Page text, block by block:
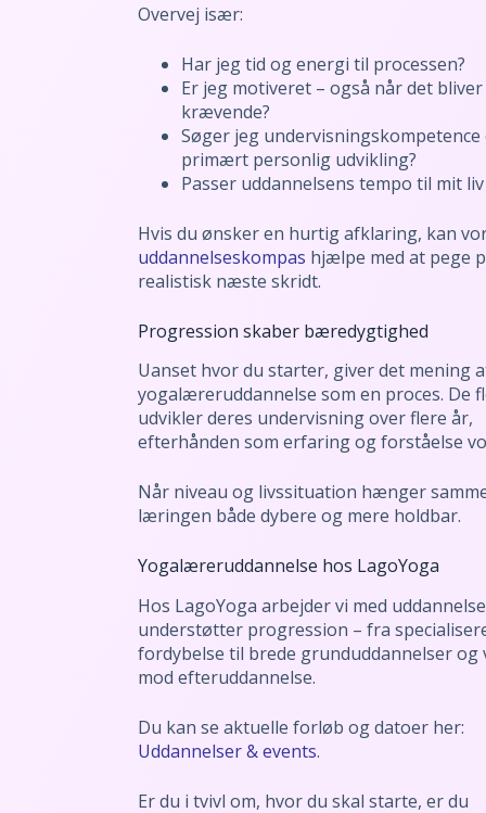
Overvej især:
Har jeg tid og energi til processen?
Er jeg motiveret – også når det bliver
krævende?
Søger jeg undervisningskompetence
primært personlig udvikling?
Passer uddannelsens tempo til mit
Hvis du ønsker en hurtig afklaring, kan
uddannelseskompas hjælpe med at pege
realistisk næste skridt.
Progression skaber bæredygtighed
Uanset hvor du starter, giver det mening
yogalæreruddannelse som en proces. De
udvikler deres undervisning over flere år,
efterhånden som erfaring og forståelse
Når niveau og livssituation hænger
læringen både dybere og mere holdbar.
Yogalæreruddannelse hos LagoYoga
Hos LagoYoga arbejder vi med
understøtter progression – fra
fordybelse til brede grunduddannelser og
mod efteruddannelse.
Du kan se aktuelle forløb og datoer her:
Uddannelser & events.
Er du i tvivl om, hvor du skal starte, er du